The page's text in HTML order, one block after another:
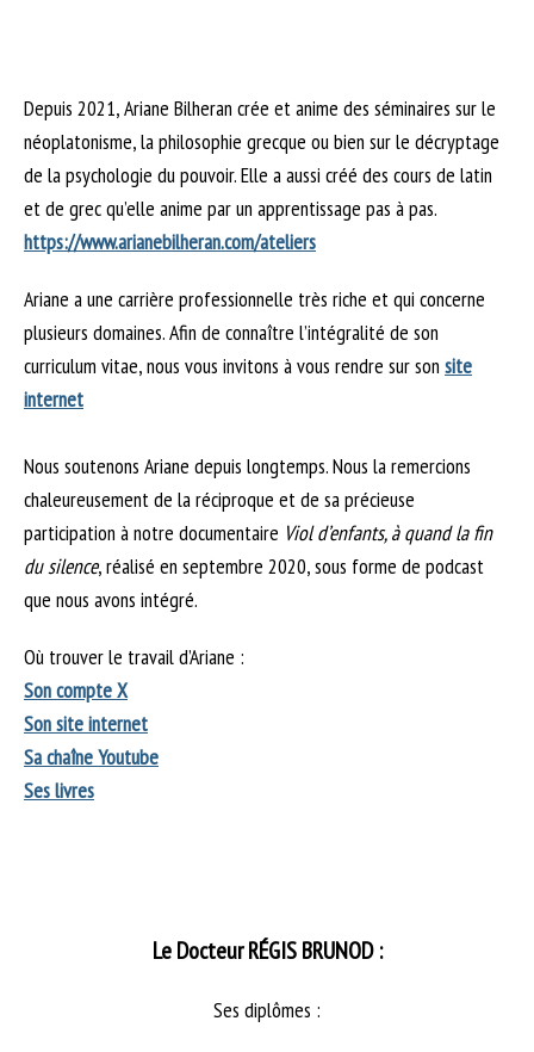
Depuis 2021, Ariane Bilheran crée et anime des séminaires sur le
néoplatonisme, la philosophie grecque ou bien sur le décryptage
de la psychologie du pouvoir. Elle a aussi créé des cours de latin
et de grec qu’elle anime par un apprentissage pas à pas.
https://www.arianebilheran.com/ateliers
Ariane a une carrière professionnelle très riche et qui concerne
plusieurs domaines. Afin de connaître l’intégralité de son
curriculum vitae, nous vous invitons à vous rendre sur son site
internet
Nous soutenons Ariane depuis longtemps. Nous la remercions
chaleureusement de la réciproque et de sa précieuse
participation à notre documentaire Viol d’enfants, à quand la fin
du silence, réalisé en septembre 2020, sous forme de podcast
que nous avons intégré.
Où trouver le travail d’Ariane :
Son compte X
Son site internet
Sa chaîne Youtube
Ses livres
Le Docteur RÉGIS BRUNOD :
Ses diplômes :